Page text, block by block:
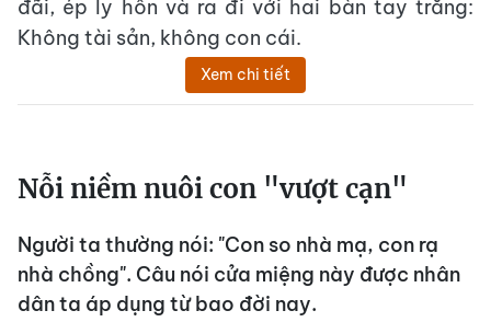
đãi, ép ly hôn và ra đi với hai bàn tay trắng:
Không tài sản, không con cái.
Xem chi tiết
Nỗi niềm nuôi con "vượt cạn"
Người ta thường nói: "Con so nhà mạ, con rạ
nhà chồng". Câu nói cửa miệng này được nhân
dân ta áp dụng từ bao đời nay.